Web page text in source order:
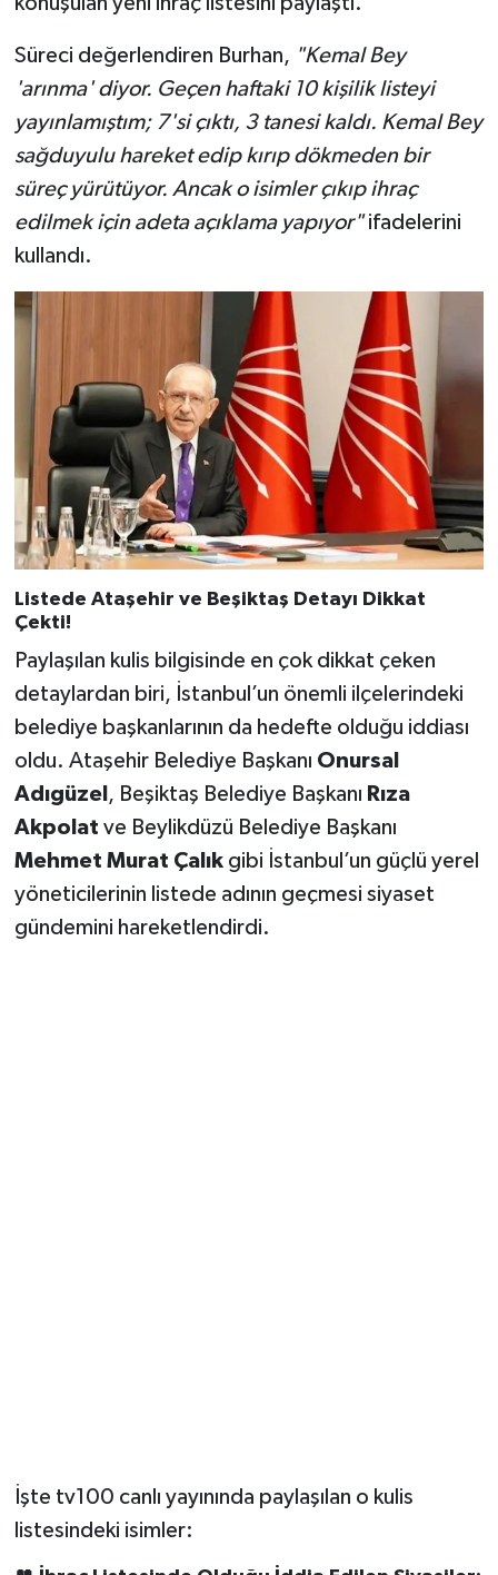
Süreci değerlendiren Burhan, "Kemal Bey
'arınma' diyor. Geçen haftaki 10 kişilik listeyi
yayınlamıştım; 7'si çıktı, 3 tanesi kaldı. Kemal Bey
sağduyulu hareket edip kırıp dökmeden bir
süreç yürütüyor. Ancak o isimler çıkıp ihraç
edilmek için adeta açıklama yapıyor"ifadelerini
kullandı.
Listede Ataşehir ve Beşiktaş Detayı Dikkat
Çekti!
Paylaşılan kulis bilgisinde en çok dikkat çeken
detaylardan biri, İstanbul’un önemli ilçelerindeki
belediye başkanlarının da hedefte olduğu iddiası
oldu. Ataşehir Belediye Başkanı Onursal
Adıgüzel , Beşiktaş Belediye Başkanı Rıza
Akpolat ve Beylikdüzü Belediye Başkanı
Mehmet Murat Çalıkgibi İstanbul’un güçlü yerel
yöneticilerinin listede adının geçmesi siyaset
gündemini hareketlendirdi.
İşte tv100 canlı yayınında paylaşılan o kulis
listesindeki isimler: